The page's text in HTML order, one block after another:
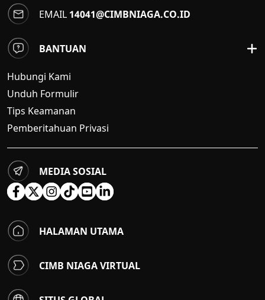
EMAIL 14041@CIMBNIAGA.CO.ID
BANTUAN
Hubungi Kami
Unduh Formulir
Tips Keamanan
Pemberitahuan Privasi
MEDIA SOSIAL
HALAMAN UTAMA
CIMB NIAGA VIRTUAL